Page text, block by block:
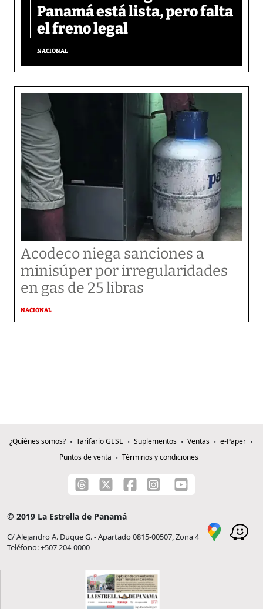
Panamá está lista, pero falta
el freno legal
NACIONAL
Acodeco niega sanciones a
minisúper por irregularidades
en gas de 25 libras
NACIONAL
¿Quiénes somos? Tarifario GESE Suplementos Ventas
e-Paper
Puntos de venta
Términos y condiciones
© 2019 La Estrella de Panamá
C/ Alejandro A. Duque G. - Apartado 0815-00507, Zona 4
Teléfono: +507 204-0000